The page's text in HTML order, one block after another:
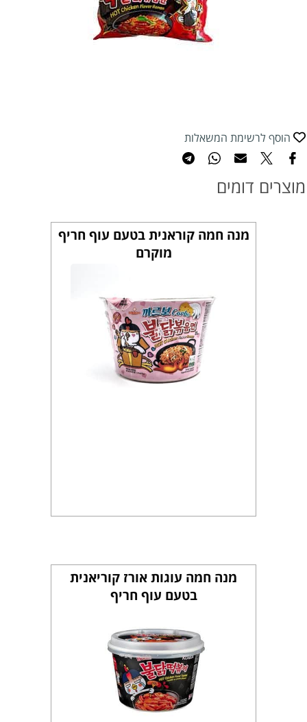
הוסף לרשימת המשאלות
מוצרים דומים
מנה חמה קוראנית בטעם עוף חריף
מוקרם
מנה חמה עוגות אורז קוריאנית
בטעם עוף חריף